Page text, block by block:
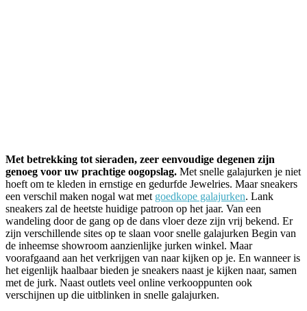
Met betrekking tot sieraden, zeer eenvoudige degenen zijn
genoeg voor uw prachtige oogopslag. Met snelle galajurken je niet
hoeft om te kleden in ernstige en gedurfde Jewelries. Maar sneakers
een verschil maken nogal wat met goedkope galajurken. Lank
sneakers zal de heetste huidige patroon op het jaar. Van een
wandeling door de gang op de dans vloer deze zijn vrij bekend. Er
zijn verschillende sites op te slaan voor snelle galajurken Begin van
de inheemse showroom aanzienlijke jurken winkel. Maar
voorafgaand aan het verkrijgen van naar kijken op je. En wanneer is
het eigenlijk haalbaar bieden je sneakers naast je kijken naar, samen
met de jurk. Naast outlets veel online verkooppunten ook
verschijnen up die uitblinken in snelle galajurken.